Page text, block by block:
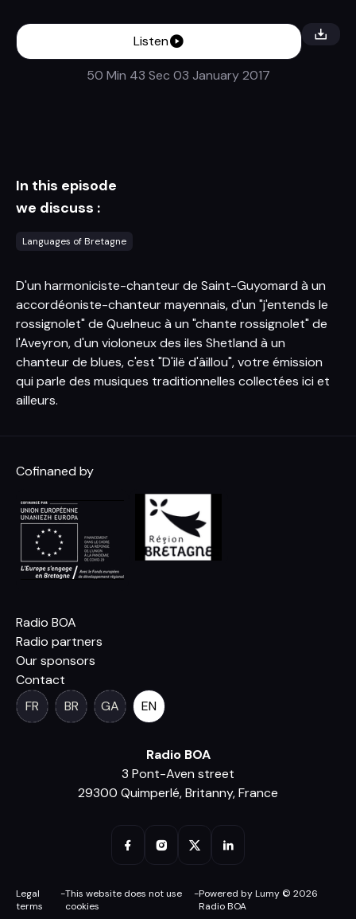
Listen
50 Min 43 Sec 03 January 2017
In this episode
we discuss :
Languages of Bretagne
D'un harmoniciste-chanteur de Saint-Guyomard à un
accordéoniste-chanteur mayennais, d'un "j'entends le
rossignolet" de Quelneuc à un "chante rossignolet" de
l'Aveyron, d'un violoneux des iles Shetland à un
chanteur de blues, c'est "D'ilë d'âillou", votre émission
qui parle des musiques traditionnelles collectées ici et
ailleurs.
Cofinaned by
Radio BOA
Radio partners
Our sponsors
Contact
FR
BR GA EN
Radio BOA
3 Pont-Aven street
29300 Quimperlé, Britanny, France
Legal
terms
-This website does not use
cookies
-Powered by Lumy © 2026
Radio BOA